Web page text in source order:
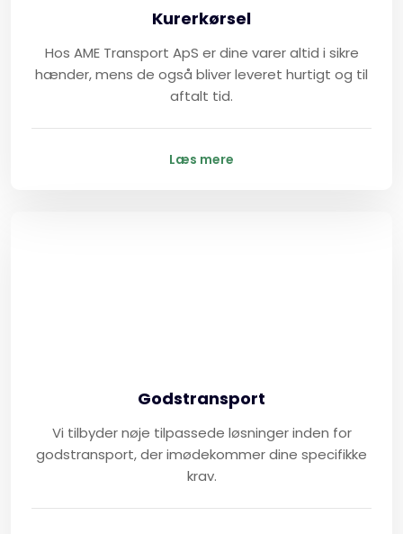
Kurerkørsel
Hos AME Transport ApS er dine varer altid i sikre
hænder, mens de også bliver leveret hurtigt og til
aftalt tid.
Læs mere
Godstransport
Vi tilbyder nøje tilpassede løsninger inden for
godstransport, der imødekommer dine specifikke
krav.